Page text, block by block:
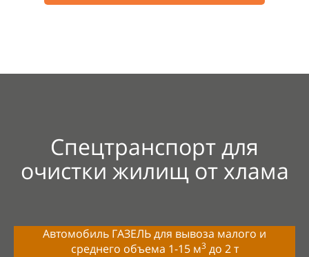
Спецтранспорт для
очистки жилищ от хлама
Автомобиль ГАЗЕЛЬ для вывоза малого и
среднего объема 1-15 м3до 2 т